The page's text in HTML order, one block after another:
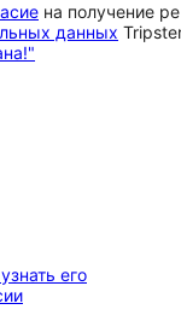
на получение
данных
его